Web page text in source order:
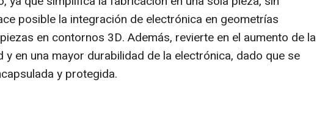
posible la integración de electrónica en geometrías
en contornos 3D. Además, revierte en el aumento de la
y en una mayor durabilidad de la electrónica, dado que se
y protegida.